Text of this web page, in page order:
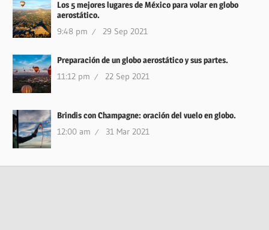
Los 5 mejores lugares de México para volar en globo
aerostático.
9:48 pm 29 Sep 2021
Preparación de un globo aerostático y sus partes.
11:12 pm 22 Sep 2021
Brindis con Champagne: oración del vuelo en globo.
12:00 am 31 Mar 2021